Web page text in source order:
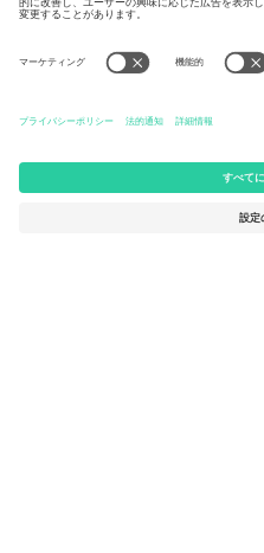
Ticomboについて
TixProtect
利用規約
アフィリエイトプログラム